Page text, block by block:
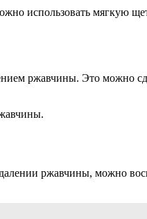
использовать мягкую
ржавчины. Это можно
ржавчины, можно